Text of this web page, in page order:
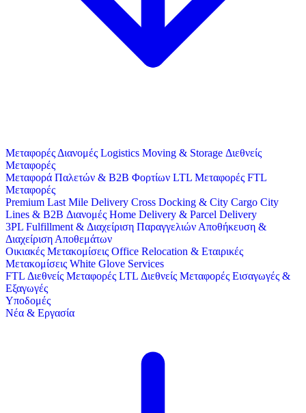
Μεταφορές Διανομές Logistics Moving & Storage Διεθνείς
Μεταφορές
Μεταφορά Παλετών & B2B Φορτίων LTL Μεταφορές FTL
Μεταφορές
Premium Last Mile Delivery Cross Docking & City Cargo City
Lines & B2B Διανομές Home Delivery & Parcel Delivery
3PL Fulfillment & Διαχείριση Παραγγελιών Αποθήκευση &
Διαχείριση Αποθεμάτων
Οικιακές Μετακομίσεις Office Relocation & Εταιρικές
Μετακομίσεις White Glove Services
FTL Διεθνείς Μεταφορές LTL Διεθνείς Μεταφορές Εισαγωγές &
Εξαγωγές
Υποδομές
Νέα & Εργασία